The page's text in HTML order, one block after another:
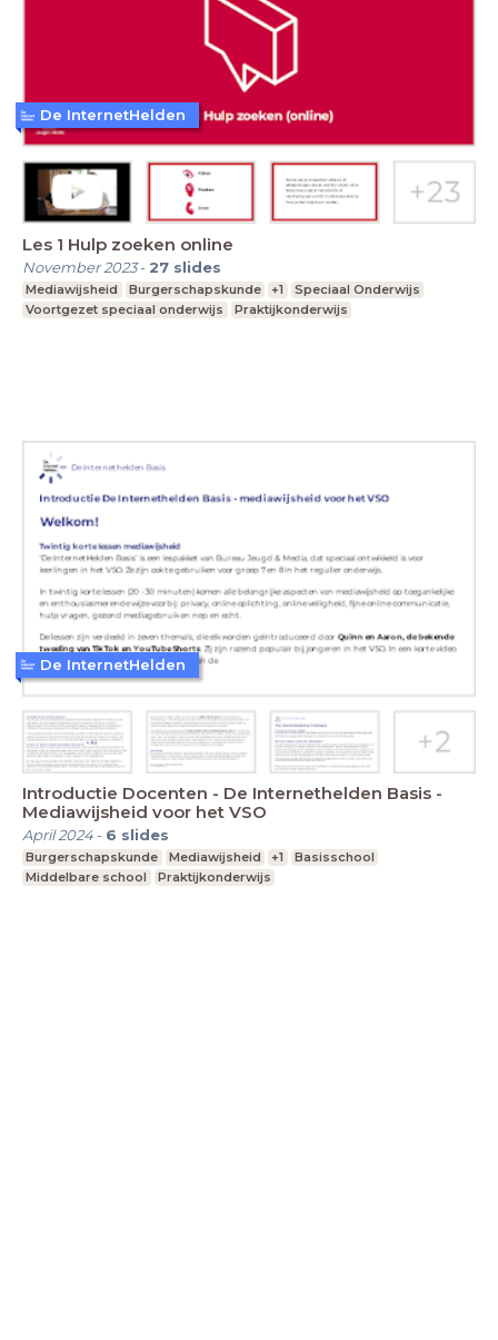
Les 1 Hulp zoeken online
November 2023- 27 slides
Mediawijsheid Burgerschapskunde +1
Speciaal Onderwijs
Voortgezet speciaal onderwijs
Praktijkonderwijs
De InternetHelden
Introductie Docenten - De Internethelden Basis -
Mediawijsheid voor het VSO
April 2024- 6 slides
Burgerschapskunde Mediawijsheid +1
Basisschool
Middelbare school
Praktijkonderwijs
De InternetHelden